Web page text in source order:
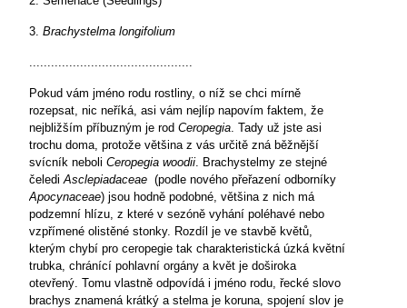
3. Brachystelma longifolium
.............................................
Pokud vám jméno rodu rostliny, o níž se chci mírně
rozepsat, nic neříká, asi vám nejlíp napovím faktem, že
nejbližším příbuzným je rod Ceropegia. Tady už jste asi
trochu doma, protože většina z vás určitě zná běžnější
svícník neboli Ceropegia woodii. Brachystelmy ze stejné
čelediAsclepiadaceae (podle nového přeřazení odborníky
Apocynaceae) jsou hodně podobné, většina z nich má
podzemní hlízu, z které v sezóně vyhání poléhavé nebo
vzpřímené olistěné stonky. Rozdíl je ve stavbě květů,
kterým chybí pro ceropegie tak charakteristická úzká květní
trubka, chránící pohlavní orgány a květ je doširoka
otevřený. Tomu vlastně odpovídá i jméno rodu, řecké slovo
brachys znamená krátký a stelma je koruna, spojení slov je